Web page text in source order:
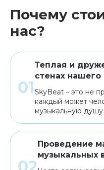
Почему
нас?
Теплая и
стенах нашего
SkyBeat – это не
каждый может
музыкальную душу
Проведение
музыкальных